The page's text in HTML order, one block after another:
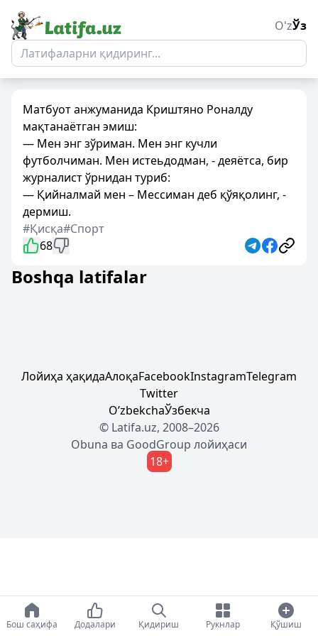
O'zЎз
Матбуот анжуманида Криштяно Роналду
мақтанаётган эмиш:
— Мен энг зўриман. Мен энг кучли
футболчиман. Мен истеьдодман, - деяётса, бир
журналист ўрнидан туриб:
— Қийналмай мен – Мессиман деб қўяқолинг, -
дермиш.
#Қисқа#Спорт
68
Boshqa latifalar
Лойиҳа ҳақидаАлоқаFacebookInstagramTelegram
Twitter
OʼzbekchaЎзбекча
© Latifa.uz, 2008–2026
Obuna ва GoodGroup лойиҳаси
18+
Бош саҳифа Додалари Қидириш Рукнлар Қўшиш